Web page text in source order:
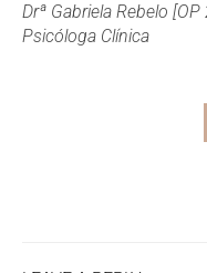
Drª Gabriela Rebelo
Psicóloga Clínica